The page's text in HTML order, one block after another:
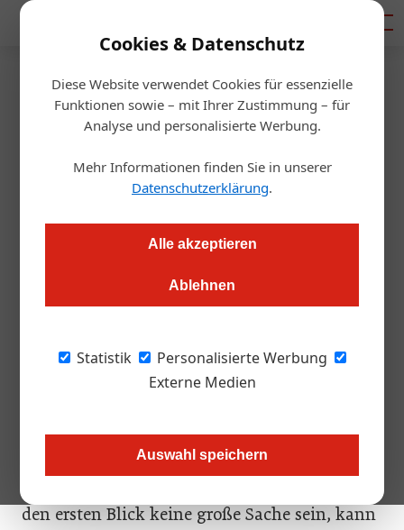
Cookies & Datenschutz
Diese Website verwendet Cookies für essenzielle
Funktionen sowie – mit Ihrer Zustimmung – für
Analyse und personalisierte Werbung.
Mehr Informationen finden Sie in unserer
Datenschutzerklärung.
Alle akzeptieren
Ablehnen
Statistik
Personalisierte Werbung
Externe Medien
Auswahl speichern
Startseite/Gastro & Hotel
Hagleitner präsentiert
Weltneuheit
Xibu SenseMoistcare: Das österreichische
Hygieneunternehmen entwickelt einen neuen Spender für
Wer kennt das nicht: Man checkt als Gast in
und gut umsorgt. Nur eine Kleinigkeit, an die
man sich daheim gewöhnt hat, vermisst man:
den ersten Blick keine große Sache sein, kann